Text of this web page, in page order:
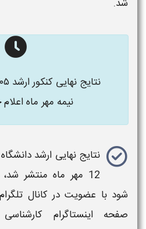
شد.
نیمه مهر ماه
نتایج نهایی ارشد دانشگاه
12 مهر ماه منتشر
شود با عضویت در کانال تلگرام
صفحه اینستاگرام